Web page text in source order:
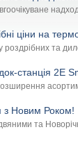
ціни на
та
станція 2E
з Новим Роком!
та